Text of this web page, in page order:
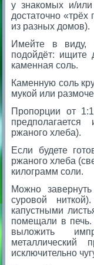
у знакомых и/
достаточно «трёх
из разных домов).
Имейте в виду,
подойдёт: ищите
каменная соль.
Каменную соль
мукой или
Пропорции от
предполагается
ржаного хлеба).
Если будете
ржаного хлеба
килограмм соли.
Можно
суровой
капустными
помещали в
выложить
металлический
исключительно